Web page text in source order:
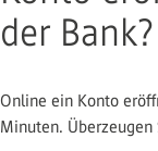
der Bank?
Online ein Konto
Minuten. Überzeugen